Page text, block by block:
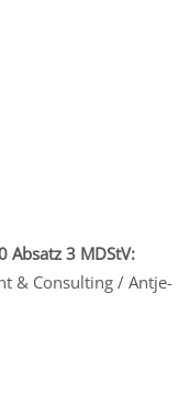
Absatz 3 MDStV:
& Consulting / Antje-